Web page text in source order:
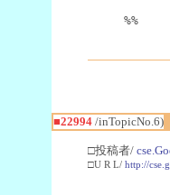
%%
■22994/inTopicNo.6)
□投稿者/
□U R L/ http://